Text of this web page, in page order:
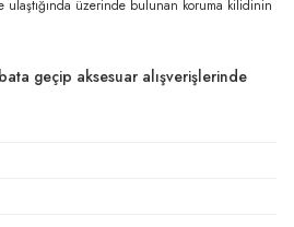
üzerinde bulunan koruma kilidinin
geçip aksesuar alışverişlerinde